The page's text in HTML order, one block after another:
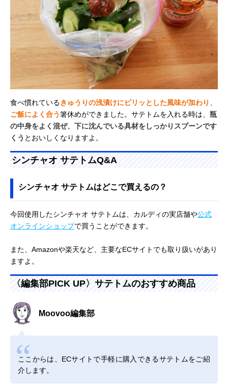
食べ慣れているきゅうりの浅漬けにピリッとした風味が加わり、
ご飯によく合う箸休めができました。サテトムを入れる時は、 瓶
の中身をよく混ぜ、下に沈んでいる具材をしっかりスプーンです
くう とおいしくなりますよ。
シンチャオ サテトムQ&A
シンチャオ サテトムはどこで買えるの？
今回使用したシンチャオ サテトムは、カルディの実店舗や公式
オンラインショップで買うことができます。
また、Amazonや楽天など、主要なECサイトでも取り扱いがあり
ますよ。
〈編集部PICK UP〉サテトムのおすすめ商品
Moovoo編集部
ここからは、ECサイトで手軽に購入できるサテトムをご紹
介します。